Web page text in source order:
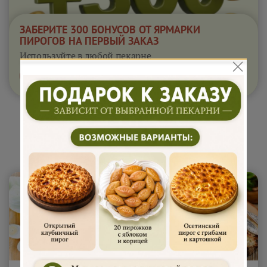
ЗАБЕРИТЕ 300 БОНУСОВ ОТ ЯРМАРКИ
ПИРОГОВ НА ПЕРВЫЙ ЗАКАЗ
Используйте в любой пекарне
Сытные пироги 1 кг "Райский
пирожок"